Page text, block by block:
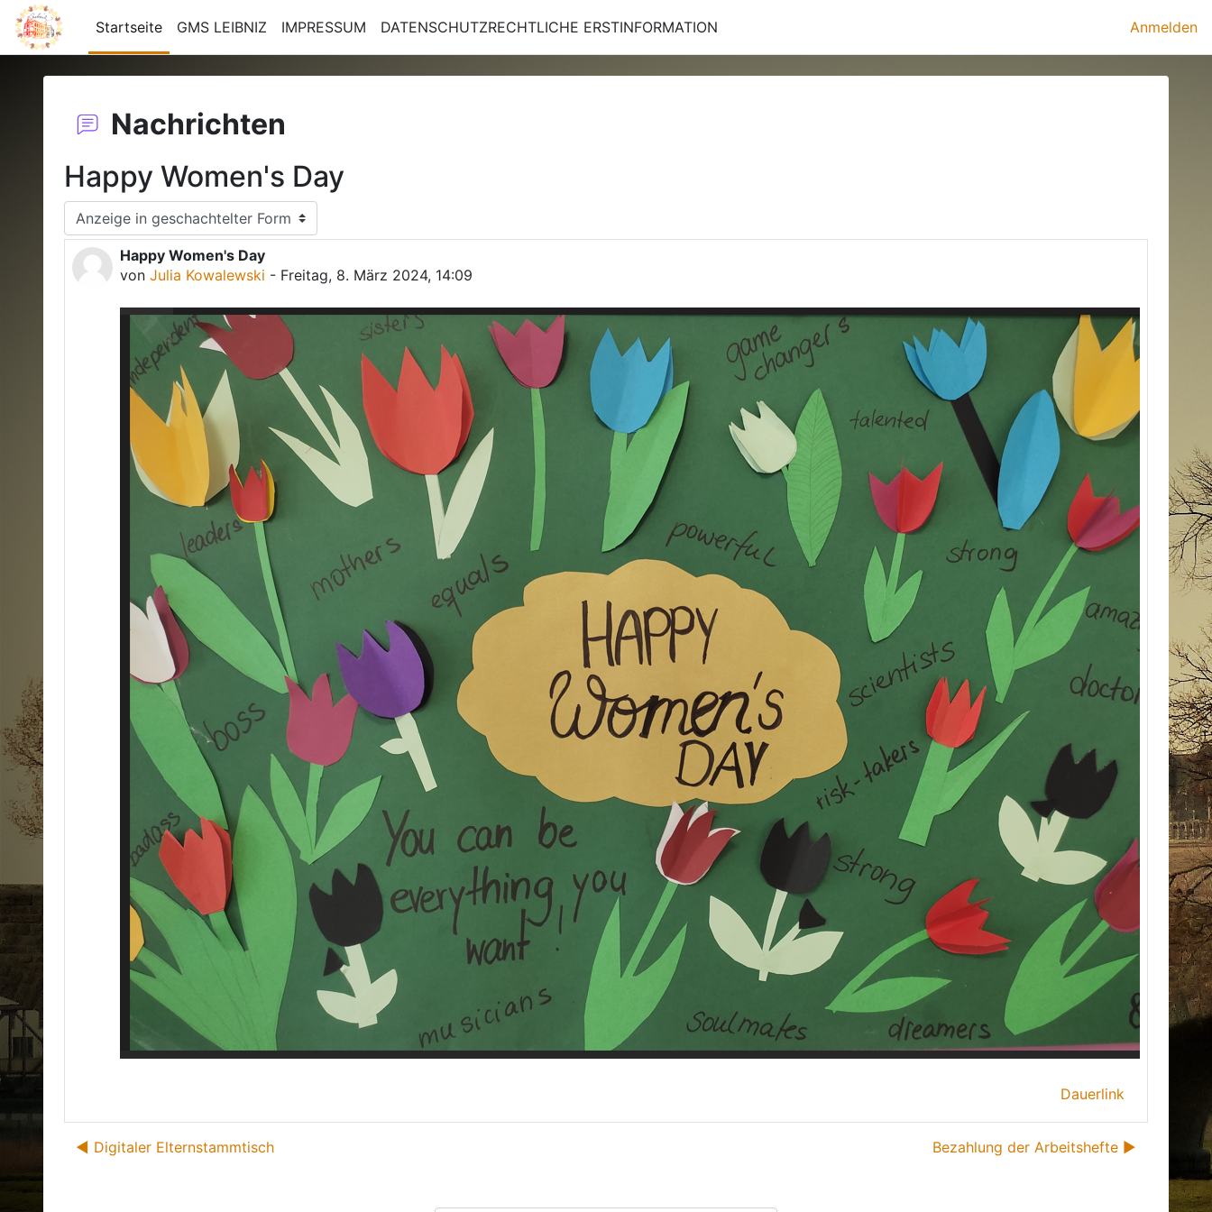
Zum Hauptinhalt
Startseite
GMS LEIBNIZ IMPRESSUM DATENSCHUTZRECHTLICHE ERSTINFORMATION Anmelden
Nachrichten
Happy Women's Day
Anzeigemodus
Happy Women's Day
von Julia Kowalewski - Freitag, 8. März 2024, 14:09
Anzahl Antworten: 0
Dauerlink
◀︎ Digitaler Elternstammtisch Bezahlung der Arbeitshefte ▶︎